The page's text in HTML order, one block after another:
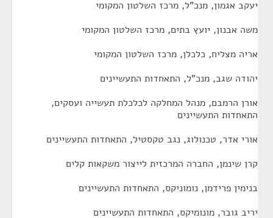
יעקב אגמון, מנכ"ל, מרכז השלטון המקומי
משה אבנון, יועץ בתים, מרכז השלטון המקומי
אריה מצליח, כלכלן, מרכז השלטון המקומי
יהודה שגב, מנכ"ל, התאחדות התעשיינים
אורן הרמבם, מנהל המחלקה לכלכלת תעשייה ועסקים,
התאחדות התעשיינים
אורי אדר, טכנולוג, נגב טקסטיל, התאחדות התעשיינים
קרן שינמן, החברה המרכזית לייצור משקאות קלים
בנימין פרידמן, נומוניקס, התאחדות התעשיינים
יריב גובר, מונומיקס, התאחדות התעשיינים